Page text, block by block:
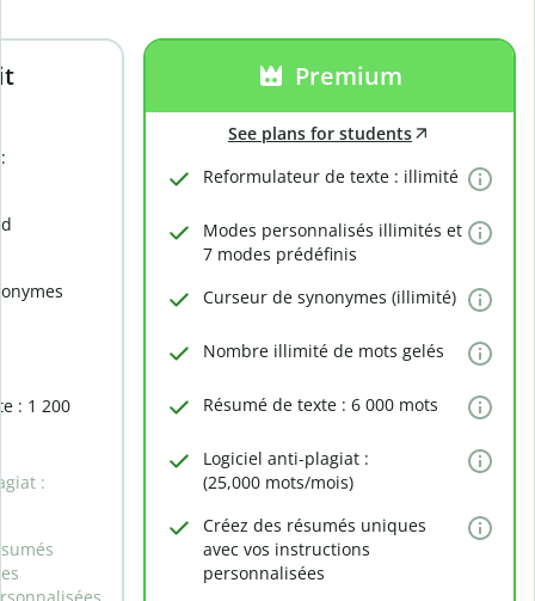
: 1 200
:
Premium
See plans for students
Reformulateur de texte : illimité
Modes personnalisés illimités et
7 modes prédéfinis
Curseur de synonymes (illimité)
Nombre illimité de mots gelés
Résumé de texte : 6 000 mots
Logiciel anti-plagiat :
(25,000 mots/mois)
Créez des résumés uniques
avec vos instructions
personnalisées